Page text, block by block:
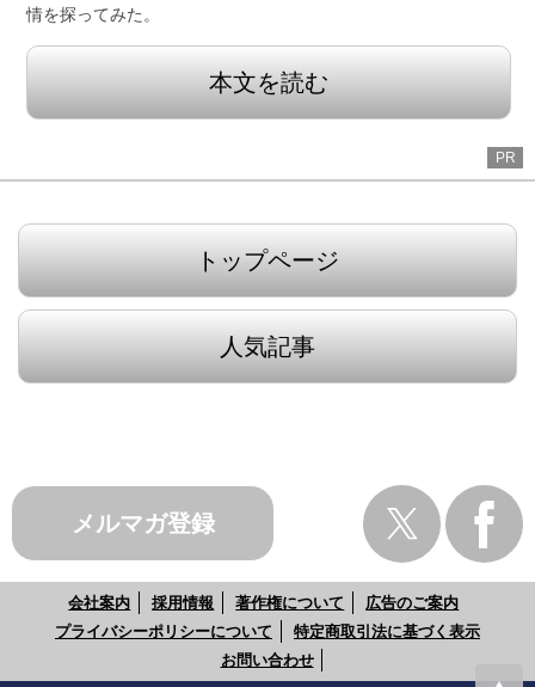
情を探ってみた。
本文を読む
PR
トップページ
人気記事
メルマガ登録
会社案内 採用情報 著作権について
広告のご案内
プライバシーポリシーについて
特定商取引法に基づく表示
お問い合わせ